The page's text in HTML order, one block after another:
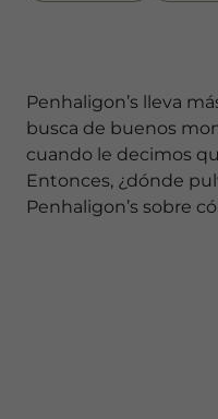
Penhaligon’s lleva
busca de buenos
cuando le decimos
Entonces, ¿dónde
Penhaligon’s sobre